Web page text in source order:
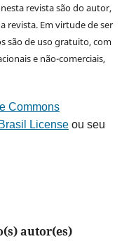
revista são do autor,
revista. Em virtude de ser
são de uso gratuito, com
e não-comerciais,
Commons
Licenseou seu
autor(es)